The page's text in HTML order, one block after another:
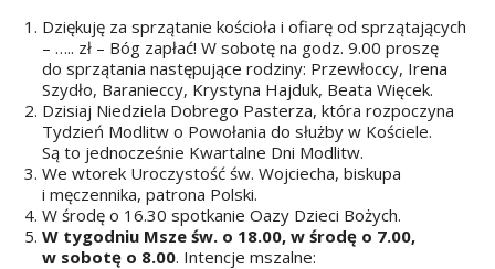
Dziękuję za sprzątanie kościoła i ofiarę od sprzątających
– ….. zł – Bóg zapłać! W sobotę na godz. 9.00 proszę
do sprzątania następujące rodziny: Przewłoccy, Irena
Szydło, Baranieccy, Krystyna Hajduk, Beata Więcek.
Dzisiaj Niedziela Dobrego Pasterza, która rozpoczyna
Tydzień Modlitw o Powołania do służby w Kościele.
Są to jednocześnie Kwartalne Dni Modlitw.
We wtorek Uroczystość św. Wojciecha, biskupa
i męczennika, patrona Polski.
W środę o 16.30 spotkanie Oazy Dzieci Bożych.
W tygodniu Msze św. o 18.00, w środę o 7.00,
w sobotę o 8.00. Intencje mszalne: